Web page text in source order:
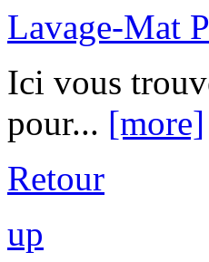
Lavage-Mat
Ici vous
pour... [more]
Retour
up